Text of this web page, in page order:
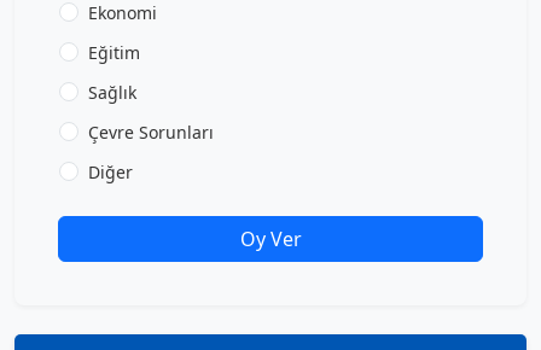
Ekonomi
Eğitim
Sağlık
Çevre Sorunları
Diğer
Oy Ver